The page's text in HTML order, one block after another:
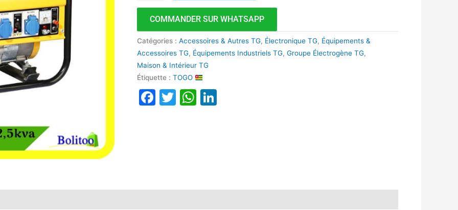
COMMANDER SUR WHATSAPP
Catégories :Accessoires & Autres TG, Électronique TG, Équipements &
Accessoires TG, Équipements Industriels TG,Groupe Électrogène TG,
Maison & Intérieur TG
Étiquette :TOGO
Facebook
TwitterWhatsApp